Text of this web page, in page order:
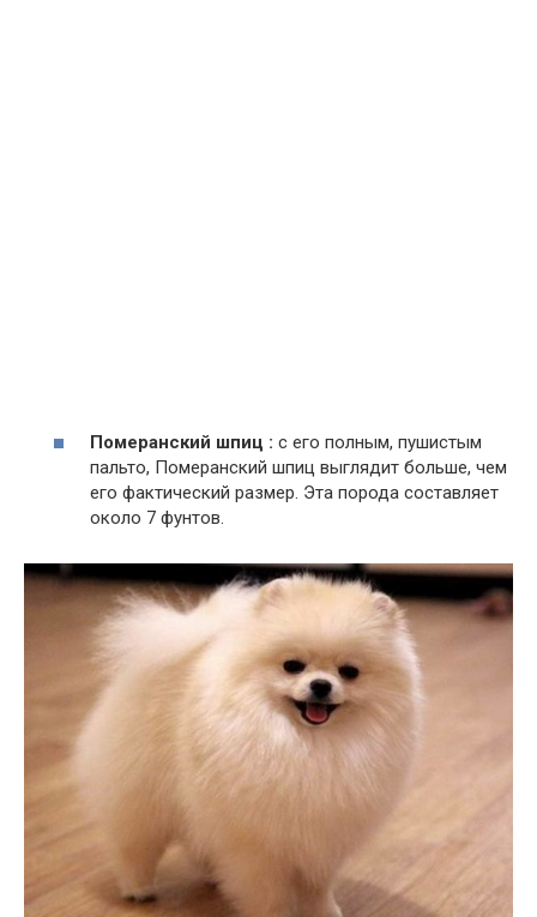
Померанский шпиц : с его полным, пушистым
пальто, Померанский шпиц выглядит больше, чем
его фактический размер. Эта порода составляет
около 7 фунтов.